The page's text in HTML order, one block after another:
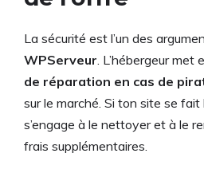
La sécurité est l’un des
WPServeur . L’hébergeur
de réparation en cas de
sur le marché. Si ton site se fait
s’engage à le nettoyer et à le
frais supplémentaires.